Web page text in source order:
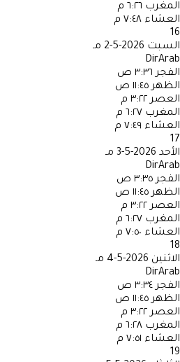
المغرب ٦:٢٦ م
العشاء ٧:٤٨ م
16
السبت 2026-5-2 مـ
DirArab
الفجر ٣:٣٦ ص
الظهر ١١:٤٥ ص
العصر ٣:٢٢ م
المغرب ٦:٢٧ م
العشاء ٧:٤٩ م
17
الأحد 2026-5-3 مـ
DirArab
الفجر ٣:٣٥ ص
الظهر ١١:٤٥ ص
العصر ٣:٢٢ م
المغرب ٦:٢٧ م
العشاء ٧:٥٠ م
18
الاثنين 2026-5-4 مـ
DirArab
الفجر ٣:٣٤ ص
الظهر ١١:٤٥ ص
العصر ٣:٢٢ م
المغرب ٦:٢٨ م
العشاء ٧:٥١ م
19